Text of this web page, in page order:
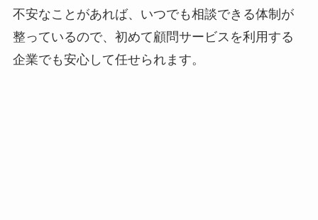
不安なことがあれば、いつでも相談できる体制が
整っているので、初めて顧問サービスを利用する
企業でも安心して任せられます。